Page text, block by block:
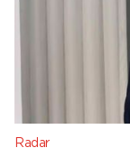
Radar